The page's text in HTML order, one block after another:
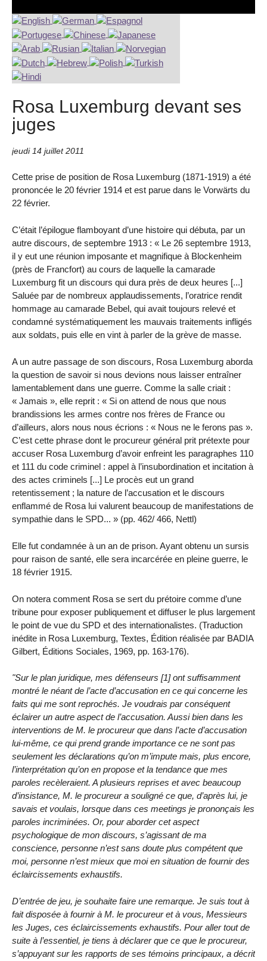
Rosa Luxemburg devant ses
juges
jeudi 14 juillet 2011
Cette prise de position de Rosa Luxemburg (1871-1919) a été
prononcée le 20 février 1914 et est parue dans le Vorwärts du
22 février.
C’était l’épilogue flamboyant d’une histoire qui débuta, par un
autre discours, de septembre 1913 : « Le 26 septembre 1913,
il y eut une réunion imposante et magnifique à Blockenheim
(près de Francfort) au cours de laquelle la camarade
Luxemburg fit un discours qui dura près de deux heures [...]
Saluée par de nombreux applaudissements, l’oratrice rendit
hommage au camarade Bebel, qui avait toujours relevé et
condamné systématiquement les mauvais traitements infligés
aux soldats, puis elle en vint à parler de la grève de masse.
A un autre passage de son discours, Rosa Luxemburg aborda
la question de savoir si nous devions nous laisser entraîner
lamentablement dans une guerre. Comme la salle criait :
« Jamais », elle reprit : « Si on attend de nous que nous
brandissions les armes contre nos frères de France ou
d’ailleurs, alors nous nous écrions : « Nous ne le ferons pas ».
C’est cette phrase dont le procureur général prit prétexte pour
accuser Rosa Luxemburg d’avoir enfreint les paragraphes 110
et 111 du code criminel : appel à l’insubordination et incitation à
des actes criminels [...] Le procès eut un grand
retentissement ; la nature de l’accusation et le discours
enflammé de Rosa lui valurent beaucoup de manifestations de
sympathie dans le SPD... » (pp. 462/ 466, Nettl)
Elle fut condamnée à un an de prison. Ayant obtenu un sursis
pour raison de santé, elle sera incarcérée en pleine guerre, le
18 février 1915.
On notera comment Rosa se sert du prétoire comme d’une
tribune pour exposer publiquement et diffuser le plus largement
le point de vue du SPD et des internationalistes. (Traduction
inédite in Rosa Luxemburg, Textes, Édition réalisée par BADIA
Gilbert, Éditions Sociales, 1969, pp. 163-176).
"Sur le plan juridique, mes défenseurs [1] ont suffisamment
montré le néant de l’acte d’accusation en ce qui concerne les
faits qui me sont reprochés. Je voudrais par conséquent
éclairer un autre aspect de l’accusation. Aussi bien dans les
interventions de M. le procureur que dans l’acte d’accusation
lui-même, ce qui prend grande importance ce ne sont pas
seulement les déclarations qu’on m’impute mais, plus encore,
l’interprétation qu’on en propose et la tendance que mes
paroles recèleraient. A plusieurs reprises et avec beaucoup
d’insistance, M. le procureur a souligné ce que, d’après lui, je
savais et voulais, lorsque dans ces meetings je prononçais les
paroles incriminées. Or, pour aborder cet aspect
psychologique de mon discours, s’agissant de ma
conscience, personne n’est sans doute plus compétent que
moi, personne n’est mieux que moi en situation de fournir des
éclaircissements exhaustifs.
D’entrée de jeu, je souhaite faire une remarque. Je suis tout à
fait disposée à fournir à M. le procureur et à vous, Messieurs
les Juges, ces éclaircissements exhaustifs. Pour aller tout de
suite à l’essentiel, je tiens à déclarer que ce que le procureur,
s’appuyant sur les rapports de ses témoins principaux, a décrit